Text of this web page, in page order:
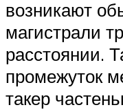
возникают
магистрали
расстоянии.
промежуток
такер